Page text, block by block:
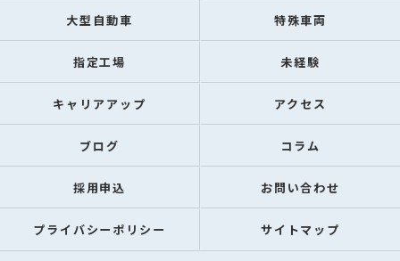
大型自動車 特殊車両
指定工場 未経験
キャリアアップ アクセス
ブログ コラム
採用申込 お問い合わせ
プライバシーポリシー サイトマップ